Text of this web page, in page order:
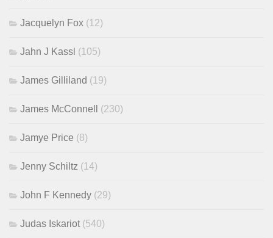
Jacquelyn Fox (12)
Jahn J Kassl (105)
James Gilliland (19)
James McConnell (230)
Jamye Price (8)
Jenny Schiltz (14)
John F Kennedy (29)
Judas Iskariot (540)